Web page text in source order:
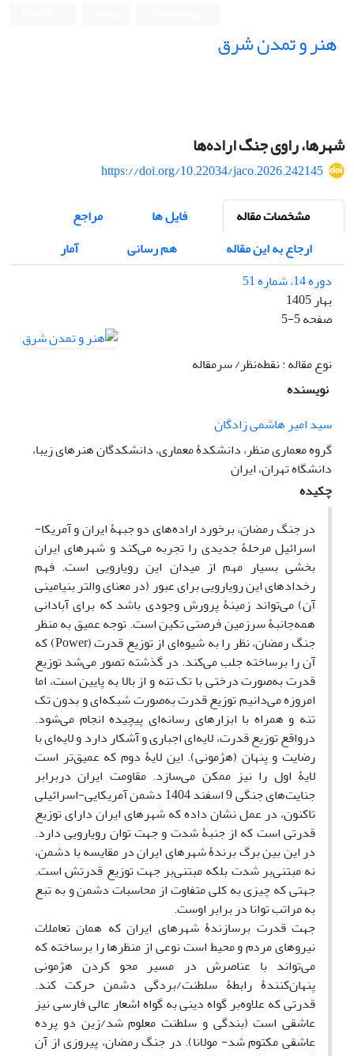
هنر و تمدن شرق
شهرها، راوی جنگ اراده‌ها
https://doi.org/10.22034/jaco.2026.242145
مشخصات مقاله
فایل ها
مراجع
ارجاع به این مقاله
هم رسانی
آمار
دوره 14، شماره 51
بهار 1405
صفحه5-5
نوع مقاله : نقطه‌نظر/ سرمقاله
نویسنده
سید امیر هاشمی ‌زادگان
گروه معماری منظر، دانشکدۀ معماری، دانشکدگان هنرهای زیبا،
دانشگاه تهران، ایران
چکیده
در جنگ رمضان، برخورد اراده‌های دو جبهۀ ایران و آمریکا-
اسرائیل مرحلۀ جدیدی را تجربه می‌کند و شهرهای ایران
بخشی بسیار مهم از میدان این رویارویی است. فهم
رخدادهای این رویارویی برای عبور (در معنای والتر بنیامینی
آن) می‌تواند زمینۀ پرورش وجودی باشد که برای آبادانی
همه‌جانبۀ سرزمین فرصتی تکین است. توجه عمیق به منظر
جنگ رمضان، نظر را به شیوه‌ای از توزیع قدرت (Power) که
آن را برساخته جلب می‌کند. در گذشته تصور می‌شد توزیع
قدرت به‌صورت درختی با تک تنه و از بالا به پایین است، اما
امروزه می‌دانیم توزیع قدرت به‌صورت شبکه‌ای و بدون تک
تنه و همراه با ابزارهای رسانه‌ای پیچیده انجام می‌شود.
درواقع توزیع قدرت، لایه‌ای اجباری و آشکار دارد و لایه‌ای با
رضایت و پنهان (هژمونی). این لایۀ دوم که عمیق‌تر است
لایۀ اول را نیز ممکن می‌سازد. مقاومت ایران دربرابر
جنایت‌های جنگی 9 اسفند 1404 دشمن آمریکایی-اسرائیلی
تاکنون، در عمل نشان داده که شهرهای ایران دارای توزیع
قدرتی است که از جنبۀ شدت و جهت توان رویارویی دارد.
در این بین برگ برندۀ شهرهای ایران در مقایسه با دشمن،
نه مبتنی‌بر شدت بلکه مبتنی‌بر جهت توزیع قدرتش است.
جهتی که چیزی به کلی متفاوت از محاسبات دشمن و به تبع
به مراتب توانا در برابر اوست.
جهت قدرت برسازندۀ شهرهای ایران که همان تعاملات
نیروهای مردم و محیط است نوعی از منظرها را برساخته که
می‌تواند با عناصرش در مسیر محو کردن هژمونی
پنهان‌کنندۀ رابطۀ سلطنت/بردگی دشمن حرکت کند.
قدرتی که علاوه‌بر گواه دینی به گواه اشعار عالی فارسی نیز
عاشقی است (بندگی و سلطنت معلوم شد/زین دو پرده
عاشقی مکتوم شد- مولانا). در جنگ رمضان، پیروزی از آن